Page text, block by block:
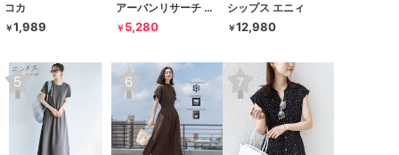
コカ
￥1,989
アーバンリサーチ サニーレーベル
￥ 5,280
シップス エニィ
￥12,980